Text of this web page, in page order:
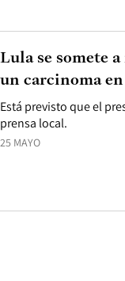
25 MAYO
Está previsto que el
prensa local.
Lula se somete
un carcinoma en